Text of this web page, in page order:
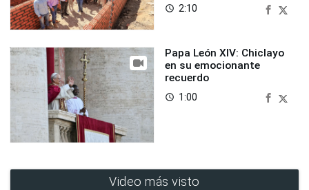
access_time 2:10
Papa León XIV: Chiclayo
en su emocionante
recuerdo
access_time 1:00
Video más visto